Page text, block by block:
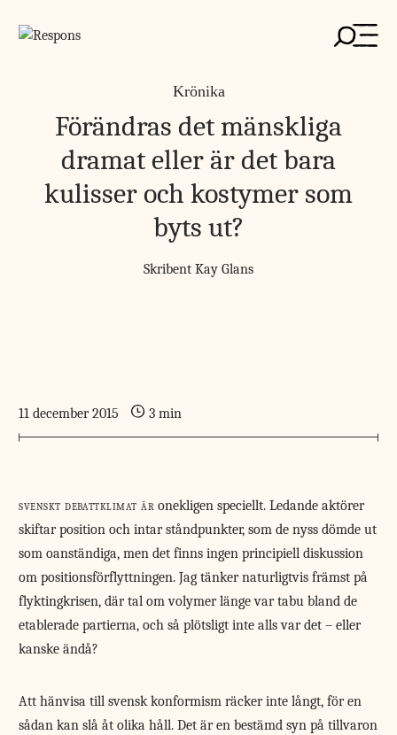
Krönika
Förändras det mänskliga
dramat eller är det bara
kulisser och kostymer som
byts ut?
Skribent Kay Glans
11 december 2015 3 min
svenskt debattklimat är onekligen speciellt. Ledande aktörer
skiftar position och intar ståndpunkter, som de nyss dömde ut
som oanständiga, men det finns ingen principiell diskussion
om positionsförflyttningen. Jag tänker naturligtvis främst på
flyktingkrisen, där tal om volymer länge var tabu bland de
etablerade partierna, och så plötsligt inte alls var det – eller
kanske ändå?
Att hänvisa till svensk konformism räcker inte långt, för en
sådan kan slå åt olika håll. Det är en bestämd syn på tillvaron